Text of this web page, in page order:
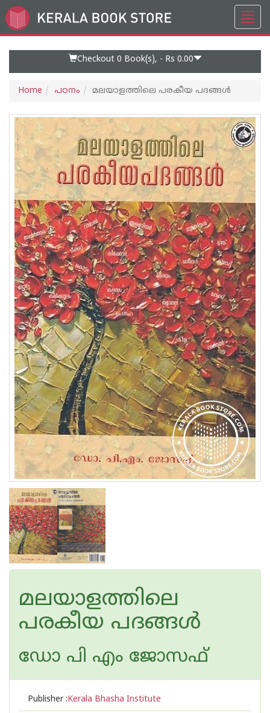
Go
to
Checkout 0 Book(s), - Rs 0.00
Home പഠനം മലയാളത്തിലെ പരകീയ പദങ്ങള്‍
മലയാളത്തിലെ
പരകീയ പദങ്ങള്‍
ഡോ പി എം ജോസഫ്
Publisher :Kerala Bhasha Institute